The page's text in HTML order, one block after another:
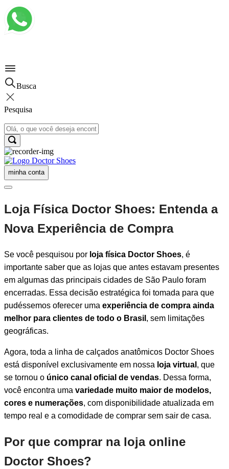
Busca
Pesquisa
minha conta
Loja Física Doctor Shoes: Entenda a
Nova Experiência de Compra
Se você pesquisou por loja física Doctor Shoes, é
importante saber que as lojas que antes estavam presentes
em algumas das principais cidades de São Paulo foram
encerradas. Essa decisão estratégica foi tomada para que
pudéssemos oferecer uma experiência de compra ainda
melhor para clientes de todo o Brasil , sem limitações
geográficas.
Agora, toda a linha de calçados anatômicos Doctor Shoes
está disponível exclusivamente em nossa loja virtual , que
se tornou o único canal oficial de vendas. Dessa forma,
você encontra uma variedade muito maior de modelos,
cores e numerações, com disponibilidade atualizada em
tempo real e a comodidade de comprar sem sair de casa.
Por que comprar na loja online
Doctor Shoes?